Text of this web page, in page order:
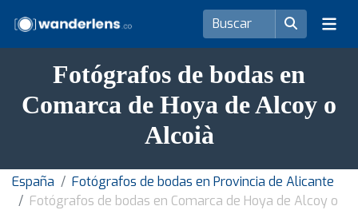
Fotógrafos de bodas en
Comarca de Hoya de Alcoy o
Alcoià
España
Fotógrafos de bodas en Provincia de Alicante
Fotógrafos de bodas en Comarca de Hoya de Alcoy o